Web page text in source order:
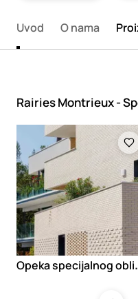
Uvod O nama
Rairies Montrieux -
Loading
peka